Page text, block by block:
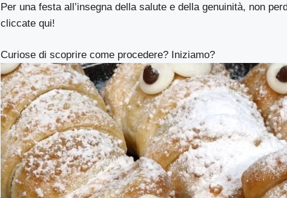
Per una festa all’insegna della salute e della genuinità, non
cliccatequi!
Curiose di scoprire come procedere? Iniziamo?